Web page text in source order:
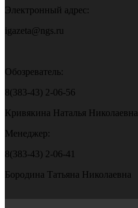
Электронный адрес:
igazeta@ngs.ru
Обозреватель:
8(383-43) 2-06-56
Кривякина Наталья Николаевна
Менеджер:
8(383-43) 2-06-41
Бородина Татьяна Николаевна